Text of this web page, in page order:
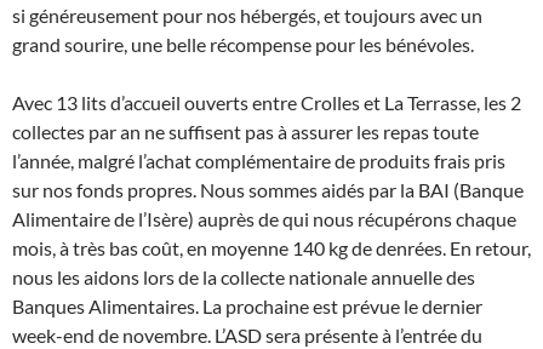
si généreusement pour nos hébergés, et toujours avec un
grand sourire, une belle récompense pour les bénévoles.
Avec 13 lits d’accueil ouverts entre Crolles et La Terrasse, les 2
collectes par an ne suffisent pas à assurer les repas toute
l’année, malgré l’achat complémentaire de produits frais pris
sur nos fonds propres. Nous sommes aidés par la BAI (Banque
Alimentaire de l’Isère) auprès de qui nous récupérons chaque
mois, à très bas coût, en moyenne 140 kg de denrées. En retour,
nous les aidons lors de la collecte nationale annuelle des
Banques Alimentaires. La prochaine est prévue le dernier
week-end de novembre. L’ASD sera présente à l’entrée du